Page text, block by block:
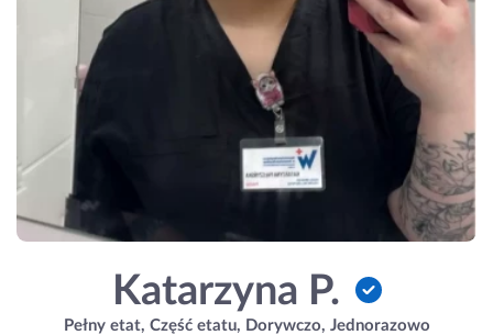
Katarzyna P.
Pełny etat, Część etatu, Dorywczo, Jednorazowo